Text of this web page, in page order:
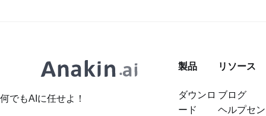
何でもAIに任せよ！
製品
ダウンロ
ード
リソース
ブログ
ヘルプセン